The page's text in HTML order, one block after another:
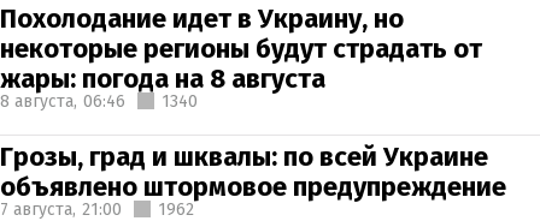
Похолодание идет в Украину, но
некоторые регионы будут страдать от
жары: погода на 8 августа
8 августа, 06:46 1340
Грозы, град и шквалы: по всей Украине
объявлено штормовое предупреждение
7 августа, 21:00 1962